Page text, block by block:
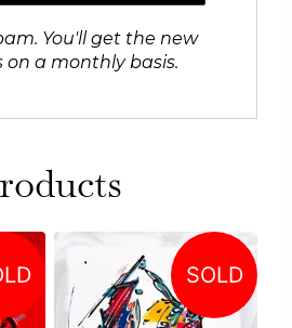
You'll get the new
on a monthly basis.
SOLD